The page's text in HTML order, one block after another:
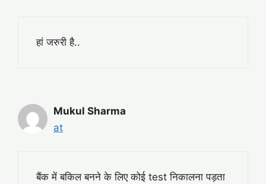
हां जरुरी है..
Mukul Sharma
at
बैंक में बकिल बनने के लिए कोई test निकालना पड़ता